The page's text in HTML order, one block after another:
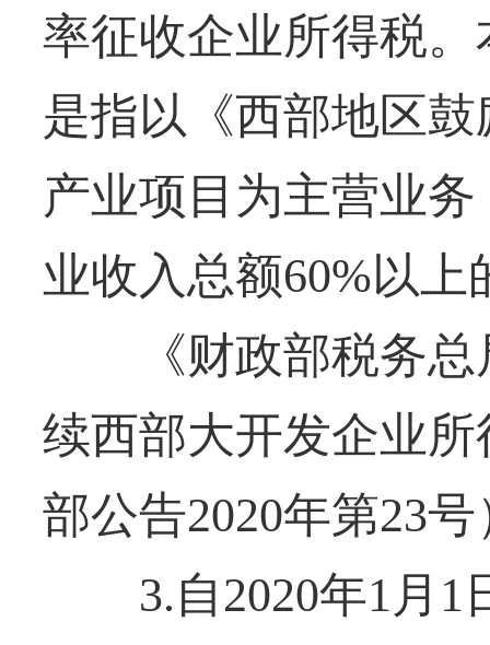
率征收企业所得税
是指以《西部地区
产业项目为主营业
业收入总额60%以上
《财政部税务总
续西部大开发企业
部公告2020年第23号
3.自2020年1月1